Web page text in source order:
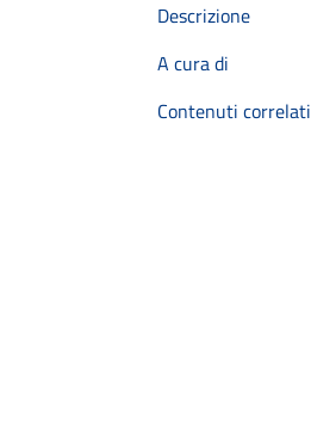
Descrizione
A cura di
Contenuti correlati